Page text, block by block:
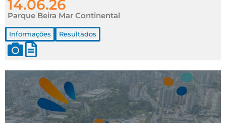
14.06.26
Parque Beira Mar Continental
Informações Resultados